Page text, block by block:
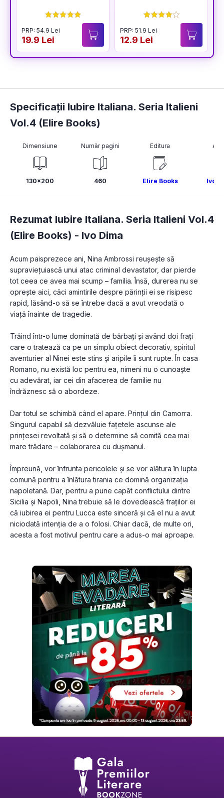
PRP: 54.9 Lei
19.9 Lei
PRP: 51.9 Lei
12.9 Lei
Specificații Iubire Italiana. Seria Italieni
Vol.4 (Elire Books)
Dimensiune
130x200
Număr pagini
460
Editura
Elire Books Ivo
Rezumat Iubire Italiana. Seria Italieni Vol.4
(Elire Books) - Ivo Dima
Acum paisprezece ani, Nina Ambrossi reușește să
supraviețuiască unui atac criminal devastator, dar pierde
tot ceea ce avea mai scump – familia. Însă, durerea nu se
oprește aici, căci amintirile despre părinții ei se risipesc
rapid, lăsând-o să se întrebe dacă a avut vreodată o
viață înainte de tragedie.
Trăind într-o lume dominată de bărbați și având doi frați
care o tratează ca pe un simplu obiect decorativ, spiritul
aventurier al Ninei este stins și aripile îi sunt rupte. În casa
Romano, nu există loc pentru ea, nimeni nu o cunoaște
cu adevărat, iar cei din afacerea de familie nu
îndrăznesc să o abordeze.
Dar totul se schimbă când el apare. Prințul din Camorra.
Singurul capabil să dezvăluie fațetele ascunse ale
prințesei revoltată și să o determine să comită cea mai
mare trădare – colaborarea cu dușmanul.
Împreună, vor înfrunta pericolele și se vor alătura în lupta
comună pentru a înlătura tirania ce domină organizația
napoletană. Dar, pentru a pune capăt conflictului dintre
Sicilia și Napoli, Nina trebuie să le dovedească fraților ei
că iubirea ei pentru Lucca este sinceră și că el nu a avut
niciodată intenția de a o folosi. Chiar dacă, de multe ori,
acesta a fost motivul pentru care a adus-o mai aproape.